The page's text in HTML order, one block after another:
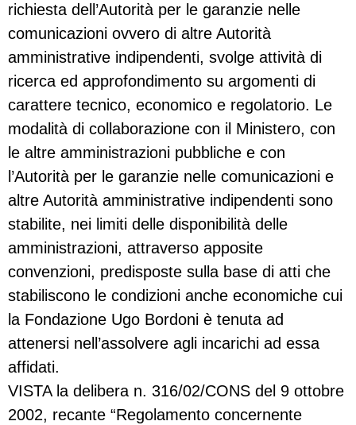
richiesta dell’Autorità per le garanzie nelle
comunicazioni ovvero di altre Autorità
amministrative indipendenti, svolge attività di
ricerca ed approfondimento su argomenti di
carattere tecnico, economico e regolatorio. Le
modalità di collaborazione con il Ministero, con
le altre amministrazioni pubbliche e con
l’Autorità per le garanzie nelle comunicazioni e
altre Autorità amministrative indipendenti sono
stabilite, nei limiti delle disponibilità delle
amministrazioni, attraverso apposite
convenzioni, predisposte sulla base di atti che
stabiliscono le condizioni anche economiche cui
la Fondazione Ugo Bordoni è tenuta ad
attenersi nell’assolvere agli incarichi ad essa
affidati.
VISTA la delibera n. 316/02/CONS del 9 ottobre
2002, recante “Regolamento concernente